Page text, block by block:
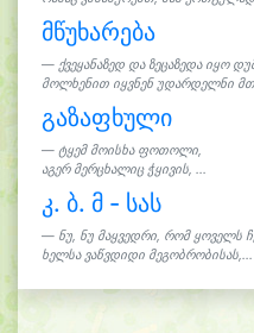
მწუხარება
ქვეყანაზედ და ზეცაზედა იყო
მოლხენით იყვნენ უდარდელნი
გაზაფხული
ტყემ მოისხა ფოთოლი,
აგერ მერცხალიც ჭყივის, ...
კ. ბ. მ - სას
ნუ, ნუ მაყვედრი, რომ ყოველს
ხელსა ვაწვდიდი მეგობრობისას,...